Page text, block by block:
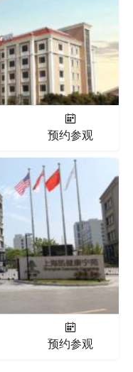
预约参观
预约参观